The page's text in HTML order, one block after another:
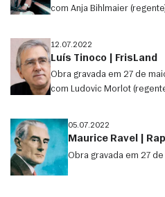
com Anja Bihlmaier
12.07.2022
Luís Tinoco | FrisLand
Obra gravada em 27 de
com Ludovic Morlot
05.07.2022
Maurice Ravel |
Obra gravada em 27 de